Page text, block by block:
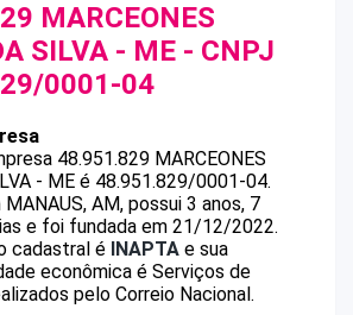
MARCEONES
SILVA - ME - CNPJ
0001-04
48.951.829 MARCEONES
- ME é 48.951.829/0001-04.
AM, possui 3 anos, 7
e foi fundada em 21/12/2022.
cadastral é INAPTA e sua
econômica é Serviços de
pelo Correio Nacional.